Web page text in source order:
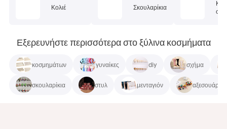
Κολιέ Σκουλαρίκια
Εξερευνήστε περισσότερα στο ξύλινα κοσμήματα
κοσμημάτων γυναίκες diy σχήμα
σκουλαρίκια στυλ μενταγιόν αξεσουάρ